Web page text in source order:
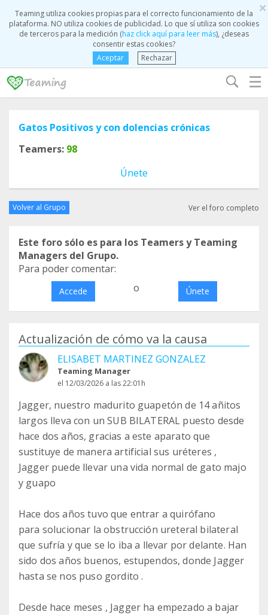
×
Teaming utiliza cookies propias para el correcto funcionamiento de la
plataforma. NO utiliza cookies de publicidad. Lo que sí utiliza son cookies
de terceros para la medición (haz click aquí para leer más), ¿deseas
consentir estas cookies?
Aceptar
Rechazar
☰
Gatos Positivos y con dolencias crónicas
Teamers: 98
Únete
Volver al Grupo Ver el foro completo
Este foro sólo es para los Teamers y Teaming
Managers del Grupo.
Para poder comentar:
Accede o Únete
Actualización de cómo va la causa
ELISABET MARTINEZ GONZALEZ
Teaming Manager
el 12/03/2026 a las 22:01h
Jagger, nuestro madurito guapetón de 14 añitos
largos lleva con un SUB BILATERAL puesto desde
hace dos años, gracias a este aparato que
sustituye de manera artificial sus uréteres ,
Jagger puede llevar una vida normal de gato majo
y guapo
Hace dos años tuvo que entrar a quirófano
para solucionar la obstrucción ureteral bilateral
que sufría y que se lo iba a llevar por delante. Han
sido dos años buenos, estupendos, donde Jagger
hasta se nos puso gordito .
Desde hace meses , Jagger ha empezado a bajar